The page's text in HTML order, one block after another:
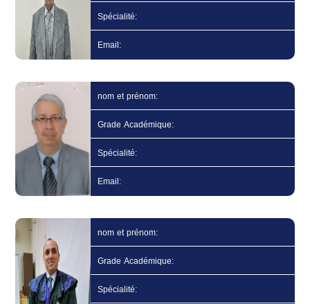
Spécialité:
Email:
nom et prénom:
Grade Académique:
Spécialité:
Email:
nom et prénom:
Grade Académique:
Spécialité: